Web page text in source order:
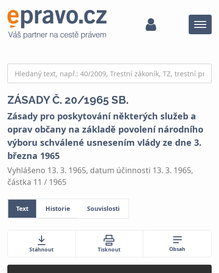
Menu
ZÁSADY Č. 20/1965 SB.
Zásady pro poskytování některých služeb a
oprav občany na základě povolení národního
výboru schválené usnesením vlády ze dne 3.
března 1965
Vyhlášeno 13. 3. 1965, datum účinnosti 13. 3. 1965,
částka 11 / 1965
Text Historie Souvislosti
Stáhnout Tisknout Obsah